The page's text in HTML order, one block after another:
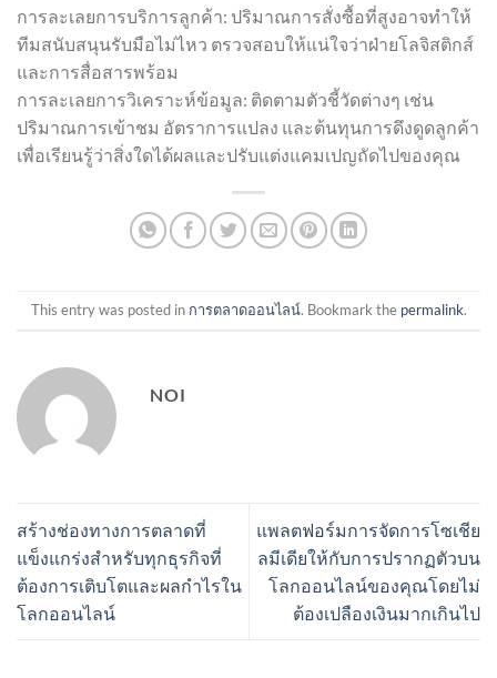
การละเลยการบริการลูกค้า: ปริมาณการสั่งซื้อที่สูงอาจทำให้
ทีมสนับสนุนรับมือไม่ไหว ตรวจสอบให้แน่ใจว่าฝ่ายโลจิสติกส์
และการสื่อสารพร้อม
การละเลยการวิเคราะห์ข้อมูล: ติดตามตัวชี้วัดต่างๆ เช่น
ปริมาณการเข้าชม อัตราการแปลง และต้นทุนการดึงดูดลูกค้า
เพื่อเรียนรู้ว่าสิ่งใดได้ผลและปรับแต่งแคมเปญถัดไปของคุณ
This entry was posted in การตลาดออนไลน์. Bookmark the permalink.
NOI
สร้างช่องทางการตลาดที่
แข็งแกร่งสำหรับทุกธุรกิจที่
ต้องการเติบโตและผลกำไรใน
โลกออนไลน์
แพลตฟอร์มการจัดการโซเชีย
ลมีเดียให้กับการปรากฏตัวบน
โลกออนไลน์ของคุณโดยไม่
ต้องเปลืองเงินมากเกินไป